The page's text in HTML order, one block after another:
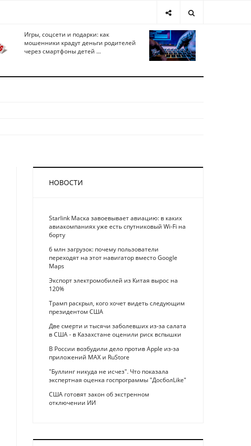
Игры, соцсети и подарки: как
мошенники крадут деньги родителей
через смартфоны детей ...
НОВОСТИ
Starlink Маска завоевывает авиацию: в каких
авиакомпаниях уже есть спутниковый Wi-Fi на
борту
6 млн загрузок: почему пользователи
переходят на этот навигатор вместо Google
Maps
Экспорт электромобилей из Китая вырос на
120%
Трамп раскрыл, кого хочет видеть следующим
президентом США
Две смерти и тысячи заболевших из-за салата
в США - в Казахстане оценили риск вспышки
В России возбудили дело против Apple из-за
приложений MAX и RuStore
"Буллинг никуда не исчез". Что показала
экспертная оценка госпрограммы "ДосболLike"
США готовят закон об экстренном
отключении ИИ